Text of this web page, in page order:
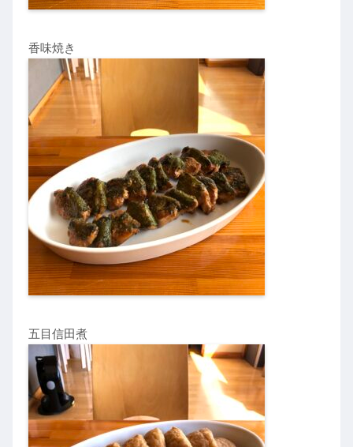
香味焼き
五目信田煮